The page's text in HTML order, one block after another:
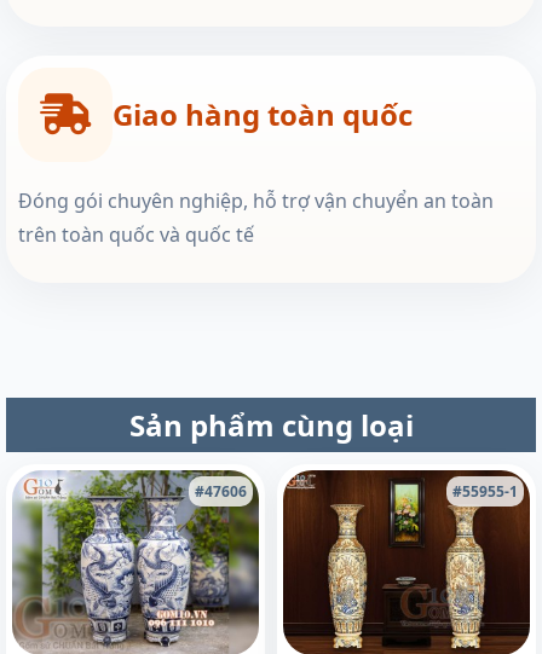
Giao hàng toàn quốc
Đóng gói chuyên nghiệp, hỗ trợ vận chuyển an toàn
trên toàn quốc và quốc tế
Sản phẩm cùng loại
#47606 #55955-1